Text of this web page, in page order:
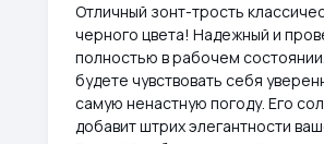
Отличный зонт-трость
черного цвета! Надежный и
полностью в рабочем
будете чувствовать себя
самую ненастную погоду. Его
добавит штрих элегантности